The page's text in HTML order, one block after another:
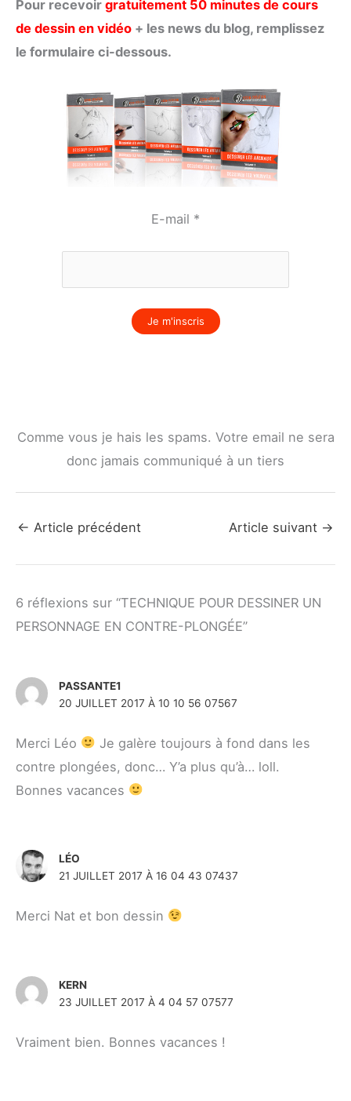
Pour recevoir gratuitement 50 minutes de cours
de dessin en vidéo + les news du blog, remplissez
le formulaire ci-dessous.
E-mail *
Comme vous je hais les spams. Votre email ne sera
donc jamais communiqué à un tiers
← Article précédent Article suivant →
6 réflexions sur “TECHNIQUE POUR DESSINER UN
PERSONNAGE EN CONTRE-PLONGÉE”
PASSANTE1
20 JUILLET 2017 À 10 10 56 07567
Merci Léo
Je galère toujours à fond dans les
contre plongées, donc… Y’a plus qu’à… loll.
Bonnes vacances
LÉO
21 JUILLET 2017 À 16 04 43 07437
Merci Nat et bon dessin
KERN
23 JUILLET 2017 À 4 04 57 07577
Vraiment bien. Bonnes vacances !